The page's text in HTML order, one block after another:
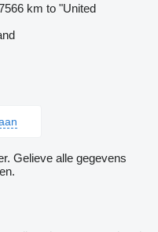
km to "United
Gelieve alle gegevens